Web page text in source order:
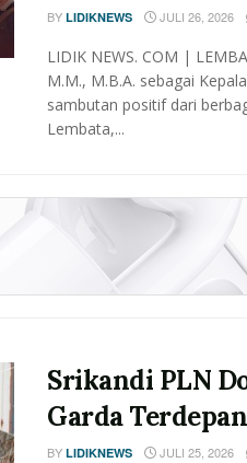
BY LIDIKNEWS JULI 26, 2026
LIDIK NEWS. COM |
M.M., M.B.A. sebagai
sambutan positif dari
Lembata,...
Srikandi PLN
Garda
BY LIDIKNEWS JULI 25, 2026